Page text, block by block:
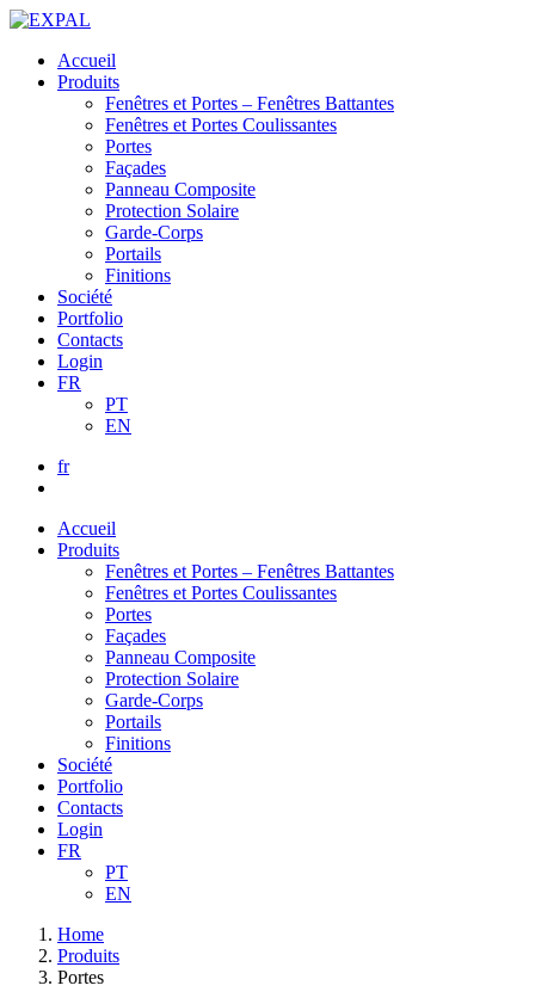
Accueil
Produits
Fenêtres et Portes – Fenêtres Battantes
Fenêtres et Portes Coulissantes
Portes
Façades
Panneau Composite
Protection Solaire
Garde-Corps
Portails
Finitions
Société
Portfolio
Contacts
Login
FR
PT
EN
fr
Accueil
Produits
Fenêtres et Portes – Fenêtres Battantes
Fenêtres et Portes Coulissantes
Portes
Façades
Panneau Composite
Protection Solaire
Garde-Corps
Portails
Finitions
Société
Portfolio
Contacts
Login
FR
PT
EN
Home
Produits
Portes